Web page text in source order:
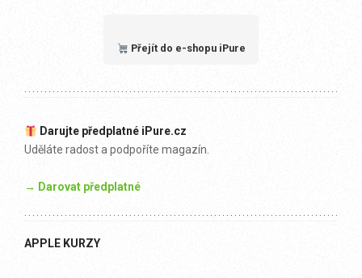
Přejít do e-shopu iPure
Darujte předplatné iPure.cz
Uděláte radost a podpoříte magazín.
→ Darovat předplatné
APPLE KURZY